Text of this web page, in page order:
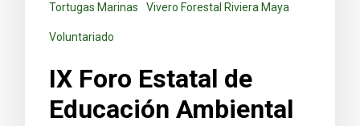
Tortugas Marinas Vivero Forestal Riviera Maya
Voluntariado
IX Foro Estatal de
Educación Ambiental